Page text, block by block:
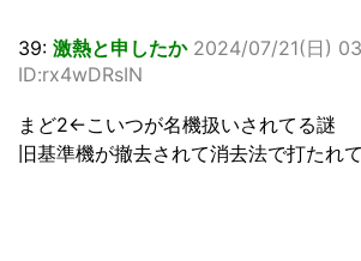
39: 激熱と申したか 2024/07/21(日)
ID:rx4wDRsIN
まど2←こいつが名機扱いされてる謎
旧基準機が撤去されて消去法で打たれ